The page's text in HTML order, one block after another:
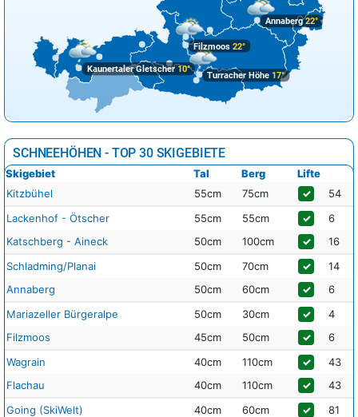
Filzmoos 22°
Turracher Höhe 17°
Annaberg22°
Kaunertaler Gletscher10°
SCHNEEHÖHEN - TOP 30 SKIGEBIETE
Skigebiet Tal Berg
Lifte
Kitzbühel
55cm 75cm ✓
54
Lackenhof - Ötscher
55cm 55cm ✓
6
Katschberg - Aineck
50cm 100cm ✓
16
Schladming/Planai
50cm 70cm ✓
14
Annaberg
50cm 60cm ✓
6
Mariazeller Bürgeralpe
50cm 30cm ✓
4
Filzmoos
45cm 50cm ✓
6
Wagrain
40cm 110cm ✓
43
Flachau
40cm 110cm ✓
43
Going (SkiWelt)
40cm 60cm ✓
81